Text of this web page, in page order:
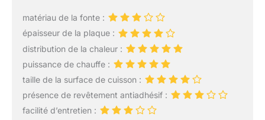
cm facilitent la
aliments. Idéale pour la
cuisson des pommes de
terre. Le design en
maillage au dos de la
plaque renforce la
résistance aux hautes
températures et prévient
des plats savoureux en
un rien de temps.
Dimensions : Avec des
dimensions de 38 x 23
cm, cette plancha est
idéale pour les cuisines
de toutes tailles. Sa
surface de cuisson
matériau de la fonte :
épaisseur de la plaque :
distribution de la chaleur :
puissance de chauffe :
taille de la surface de cuisson :
présence de revêtement antiadhésif :
facilité d’entretien :